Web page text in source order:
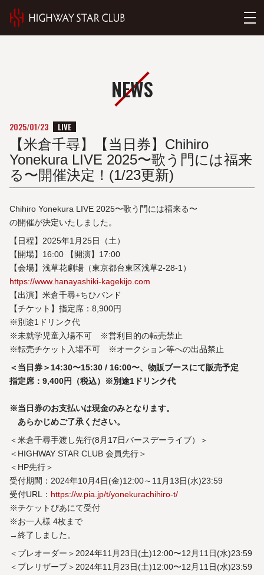
NEWS
2025/01/23 LIVE
【米倉千尋】【当日券】Chihiro
Yonekura LIVE 2025〜歌う門には福来
る〜開催決定！(1/23更新)
Chihiro Yonekura LIVE 2025〜歌う門には福来る〜
の開催が決定いたしました。
【日程】2025年1月25日（土）
【開場】16:00 【開演】17:00
【会場】浅草花劇場（東京都台東区浅草2-28-1）
https://www.hanayashiki-kagekijo.com
【出演】米倉千尋+ちひバンド
【チケット】指定席：8,900円
※別途1ドリンク代
※未就学児童入場不可 ※営利目的の転売禁止
※転売チケット入場不可 ※オークション等への出品禁止
＜当日券＞14:30〜15:30 / 16:00〜、物販ブースにて販売予定
指定席：9,400円（税込）※別途1ドリンク代
※当日券のお支払いは現金のみとなります。
あらかじめご了承ください。
＜米倉千尋手渡し先行(8月17日バースデーライブ）＞
＜HIGHWAY STAR CLUB 会員先行＞
＜HP先行＞
受付期間：2024年10月4日(金)12:00～11月13日(水)23:59
受付URL： https://w.pia.jp/t/yonekurachihiro-t/
※チケットぴあにて受付
※お一人様 4枚まで
→終了しました。
＜プレオーダー＞2024年11月23日(土)12:00〜12月11日(水)23:59
＜プレリザーブ＞2024年11月23日(土)12:00〜12月11日(水)23:59